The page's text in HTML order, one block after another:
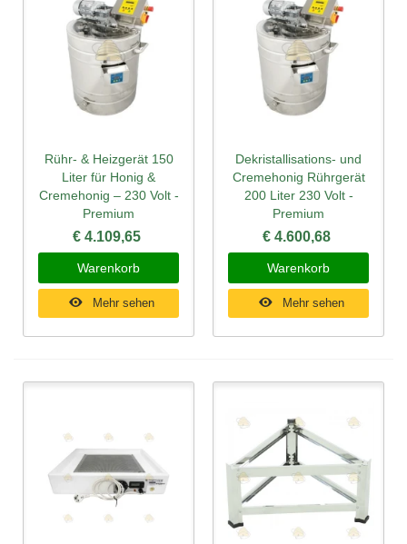
Rühr- & Heizgerät 150
Liter für Honig &
Cremehonig – 230 Volt -
Premium
€ 4.109,65
Warenkorb
Mehr sehen
Dekristallisations- und
Cremehonig Rührgerät
200 Liter 230 Volt -
Premium
€ 4.600,68
Warenkorb
Mehr sehen